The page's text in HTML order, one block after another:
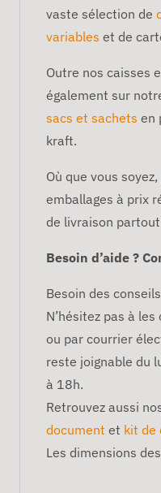
vaste sélection de
variables et de
Outre nos caisses
également sur
sacs et sachets en
kraft.
Où que vous
emballages à prix
de livraison partout
Besoin d’aide ?
Besoin des
N’hésitez pas à
ou par courrier
reste joignable du
à 18h.
Retrouvez aussi
document et kit de
Les dimensions